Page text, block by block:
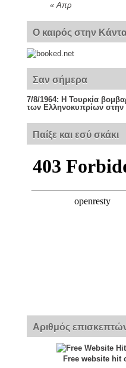
« Απρ
Ο καιρός στην
Σαν σήμερα
7/8/1964: Η Τουρκία
των Ελληνοκυπρίων
Παίξε και εσύ σκάκι
Αριθμός
Free website hit